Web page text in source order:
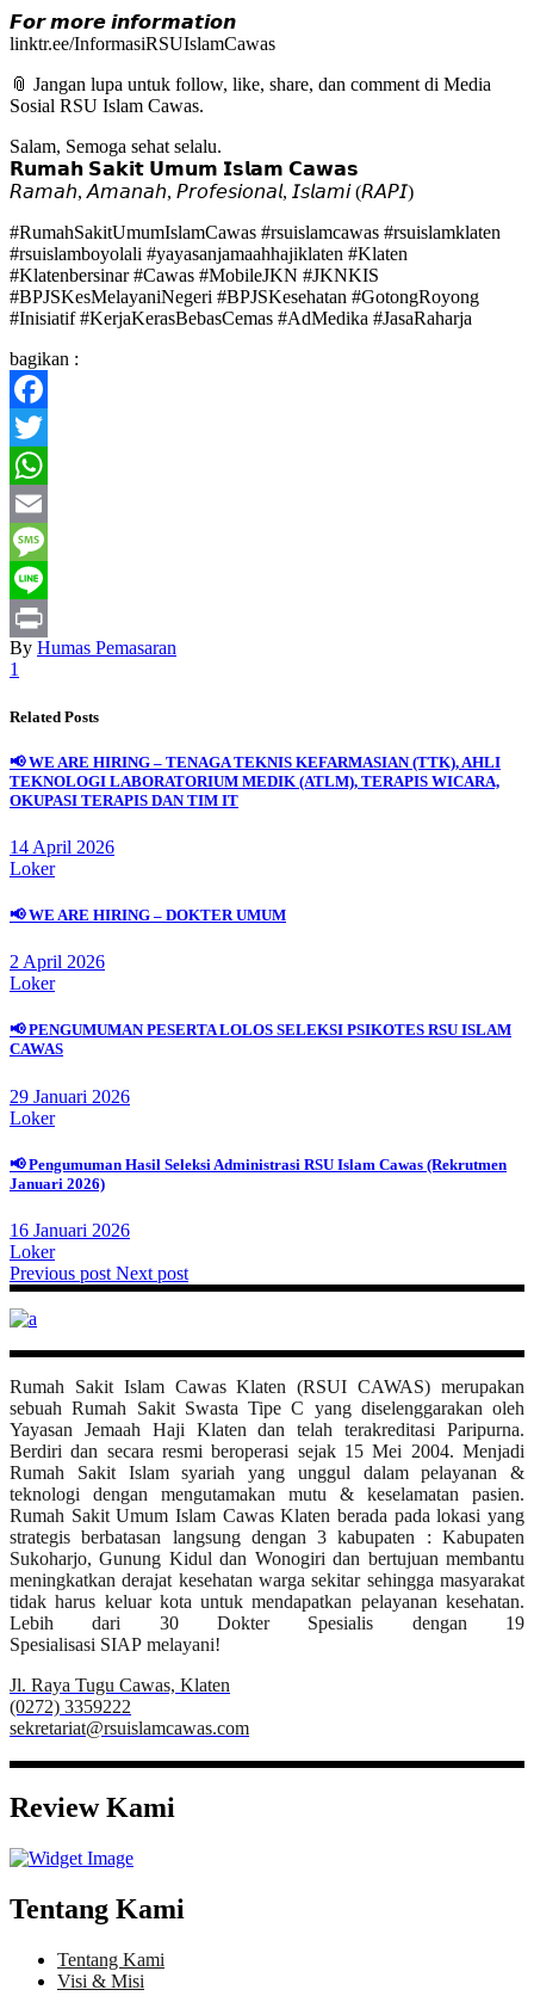
𝙁𝙤𝙧 𝙢𝙤𝙧𝙚 𝙞𝙣𝙛𝙤𝙧𝙢𝙖𝙩𝙞𝙤𝙣
linktr.ee/InformasiRSUIslamCawas
📎 Jangan lupa untuk follow, like, share, dan comment di Media
Sosial RSU Islam Cawas.
Salam, Semoga sehat selalu.
𝗥𝘂𝗺𝗮𝗵 𝗦𝗮𝗸𝗶𝘁 𝗨𝗺𝘂𝗺 𝗜𝘀𝗹𝗮𝗺 𝗖𝗮𝘄𝗮𝘀
𝘙𝘢𝘮𝘢𝘩, 𝘈𝘮𝘢𝘯𝘢𝘩, 𝘗𝘳𝘰𝘧𝘦𝘴𝘪𝘰𝘯𝘢𝘭, 𝘐𝘴𝘭𝘢𝘮𝘪 (𝘙𝘈𝘗𝘐)
#RumahSakitUmumIslamCawas #rsuislamcawas #rsuislamklaten
#rsuislamboyolali #yayasanjamaahhajiklaten #Klaten
#Klatenbersinar #Cawas #MobileJKN #JKNKIS
#BPJSKesMelayaniNegeri #BPJSKesehatan #GotongRoyong
#Inisiatif #KerjaKerasBebasCemas #AdMedika #JasaRaharja
bagikan :
Facebook
Twitter
WhatsApp
Email
Message
Line
Print
By Humas Pemasaran
1
Related Posts
📢 WE ARE HIRING – TENAGA TEKNIS KEFARMASIAN (TTK), AHLI
TEKNOLOGI LABORATORIUM MEDIK (ATLM), TERAPIS WICARA,
OKUPASI TERAPIS DAN TIM IT
14 April 2026
Loker
📢 WE ARE HIRING – DOKTER UMUM
2 April 2026
Loker
📢 PENGUMUMAN PESERTA LOLOS SELEKSI PSIKOTES RSU ISLAM
CAWAS
29 Januari 2026
Loker
📢 Pengumuman Hasil Seleksi Administrasi RSU Islam Cawas (Rekrutmen
Januari 2026)
16 Januari 2026
Loker
Previous post Next post
Rumah Sakit Islam Cawas Klaten (RSUI CAWAS) merupakan
sebuah Rumah Sakit Swasta Tipe C yang diselenggarakan oleh
Yayasan Jemaah Haji Klaten dan telah terakreditasi Paripurna.
Berdiri dan secara resmi beroperasi sejak 15 Mei 2004. Menjadi
Rumah Sakit Islam syariah yang unggul dalam pelayanan &
teknologi dengan mengutamakan mutu & keselamatan pasien.
Rumah Sakit Umum Islam Cawas Klaten berada pada lokasi yang
strategis berbatasan langsung dengan 3 kabupaten : Kabupaten
Sukoharjo, Gunung Kidul dan Wonogiri dan bertujuan membantu
meningkatkan derajat kesehatan warga sekitar sehingga masyarakat
tidak harus keluar kota untuk mendapatkan pelayanan kesehatan.
Lebih dari 30 Dokter Spesialis dengan 19
Spesialisasi SIAP melayani!
Jl. Raya Tugu Cawas, Klaten
(0272) 3359222
sekretariat@rsuislamcawas.com
Review Kami
Tentang Kami
Tentang Kami
Visi & Misi